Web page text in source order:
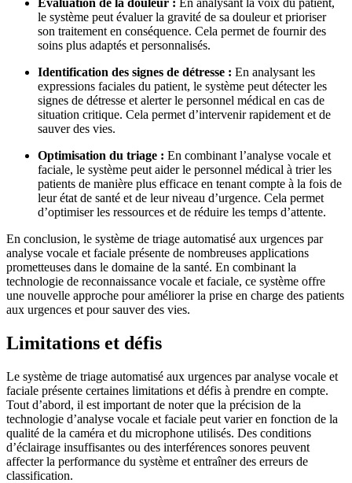
le système peut évaluer la gravité de sa douleur et prioriser
son traitement en conséquence. Cela permet de fournir des
soins plus adaptés et personnalisés.
Identification des signes de détresse : En analysant les
expressions faciales du patient, le système peut détecter les
signes de détresse et alerter le personnel médical en cas de
situation critique. Cela permet d’intervenir rapidement et de
sauver des vies.
Optimisation du triage : En combinant l’analyse vocale et
faciale, le système peut aider le personnel médical à trier les
patients de manière plus efficace en tenant compte à la fois de
leur état de santé et de leur niveau d’urgence. Cela permet
d’optimiser les ressources et de réduire les temps d’attente.
En conclusion, le système de triage automatisé aux urgences par
analyse vocale et faciale présente de nombreuses applications
prometteuses dans le domaine de la santé. En combinant la
technologie de reconnaissance vocale et faciale, ce système offre
une nouvelle approche pour améliorer la prise en charge des patients
aux urgences et pour sauver des vies.
Limitations et défis
Le système de triage automatisé aux urgences par analyse vocale et
faciale présente certaines limitations et défis à prendre en compte.
Tout d’abord, il est important de noter que la précision de la
technologie d’analyse vocale et faciale peut varier en fonction de la
qualité de la caméra et du microphone utilisés. Des conditions
d’éclairage insuffisantes ou des interférences sonores peuvent
affecter la performance du système et entraîner des erreurs de
classification.